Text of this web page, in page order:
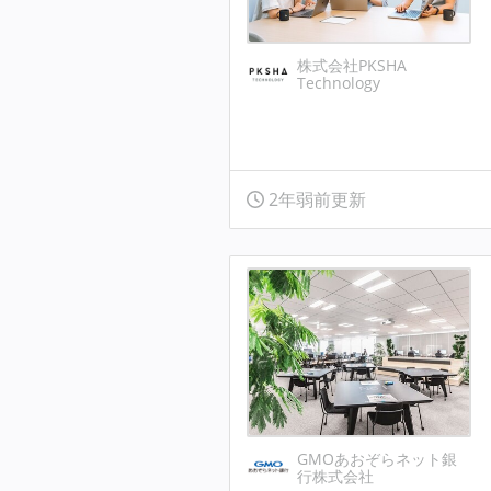
株式会社PKSHA
Technology
2年弱前更新
GMOあおぞらネット銀
行株式会社